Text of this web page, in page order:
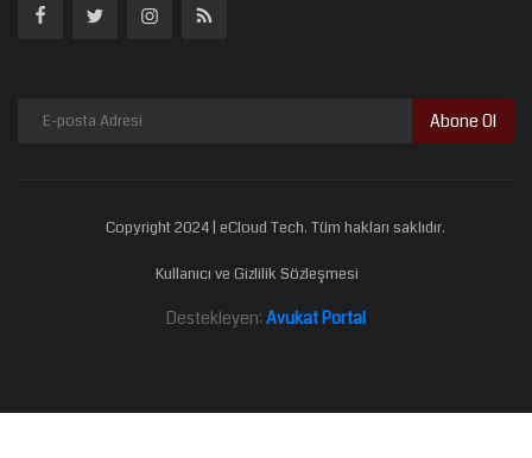
Abone Ol
Copyright 2024 | eCloud Tech. Tüm hakları saklıdır.
Kullanıcı ve Gizlilik Sözleşmesi
Destekleyen: Avukat Portal